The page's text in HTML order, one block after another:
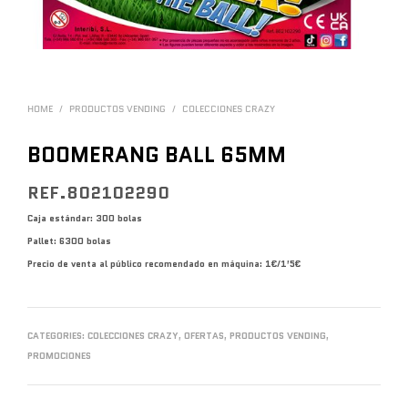
HOME / PRODUCTOS VENDING / COLECCIONES CRAZY
BOOMERANG BALL 65MM
REF.802102290
Caja estándar: 300 bolas
Pallet: 6300 bolas
Precio de venta al público recomendado en máquina: 1€/1’5€
CATEGORIES: COLECCIONES CRAZY, OFERTAS, PRODUCTOS VENDING,
PROMOCIONES